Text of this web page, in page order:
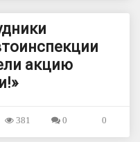
акцию
0
0
381